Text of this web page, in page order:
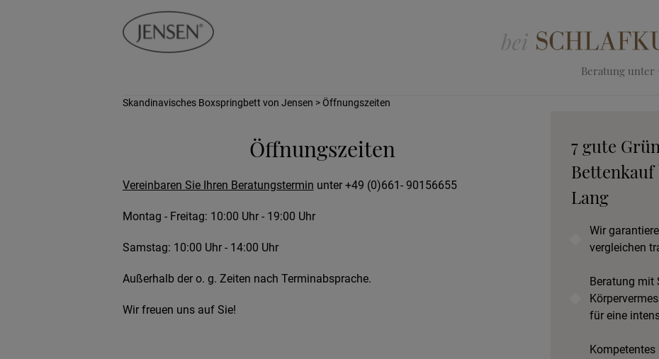
Beratung unter
Skandinavisches Boxspringbett von Jensen > Öffnungszeiten
Öffnungszeiten
Vereinbaren Sie Ihren Beratungstermin unter +49 (0)661- 90156655
Montag - Freitag: 10:00 Uhr - 19:00 Uhr
Samstag: 10:00 Uhr - 14:00 Uhr
Außerhalb der o. g. Zeiten nach Terminabsprache.
Wir freuen uns auf Sie!
7 gute
Lang
Wir
vergleichen
Beratung mit
für eine